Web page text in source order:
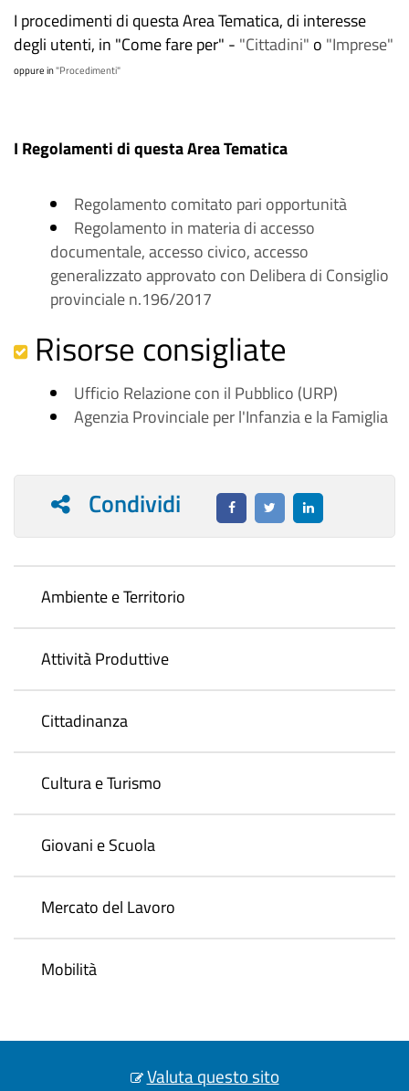
I procedimenti di questa Area Tematica, di interesse
degli utenti, in "Come fare per" - "Cittadini" o "Imprese"
oppure in"Procedimenti"
I Regolamenti di questa Area Tematica
Regolamento comitato pari opportunità
Regolamento in materia di accesso
documentale, accesso civico, accesso
generalizzato approvato con Delibera di Consiglio
provinciale n.196/2017
Risorse consigliate
Ufficio Relazione con il Pubblico (URP)
Agenzia Provinciale per l'Infanzia e la Famiglia
Condividi
Ambiente e Territorio
Attività Produttive
Cittadinanza
Cultura e Turismo
Giovani e Scuola
Mercato del Lavoro
Mobilità
Valuta questo sito